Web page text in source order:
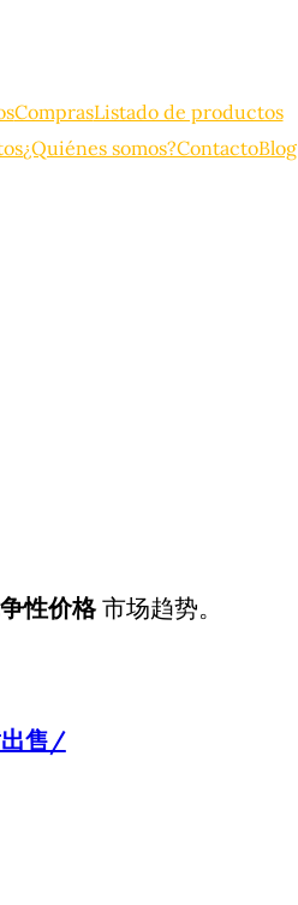
ComprasListado de productos
¿Quiénes somos?ContactoBlog
性价格市场趋势。
售/